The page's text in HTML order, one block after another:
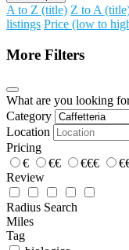
A to Z (title) Z to A
listings Price (low to
More Filters
What are you looking
Category
Location
Pricing
€
€€ €€€
Review
Radius Search
Miles
Tag